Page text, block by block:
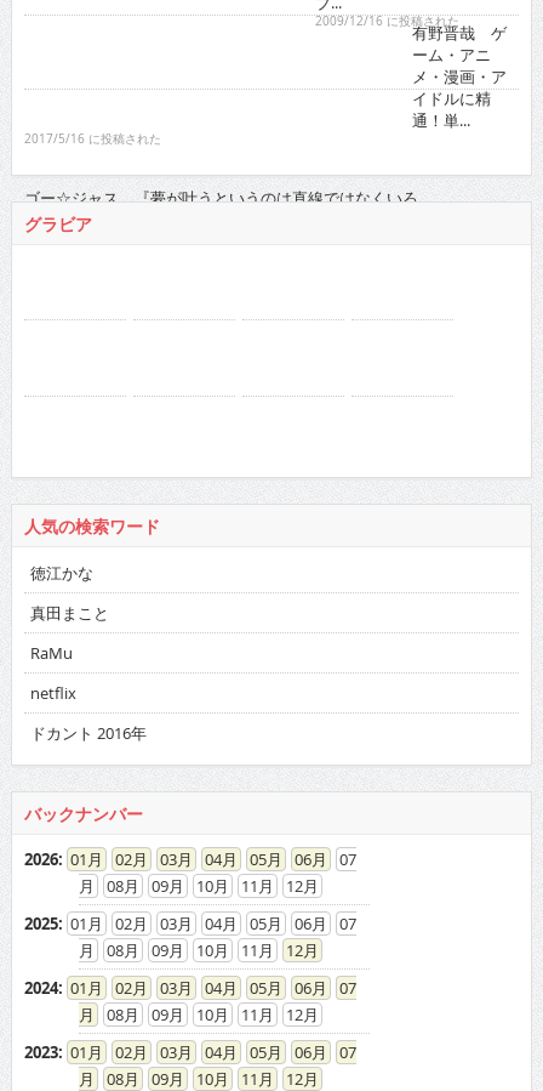
ゴー☆ジャス 『夢が叶うというのは直線ではなくい
グラビア
徳江かな
真田まこと
RaMu
netflix
バックナンバー
2026:01 02 03 04 05 06
07
08
09 10 11
12
08
09 10 11
12
01 02 03 04 05 06
08
09 10 11
12
01 02 03 04 05 06
08
09 10 11
12
01 02 03 04 05 06
08
09 10 11
12